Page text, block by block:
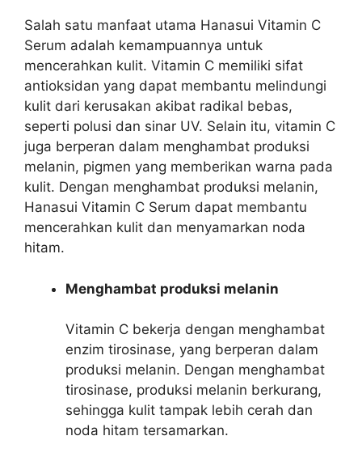
Salah satu manfaat utama Hanasui Vitamin C
Serum adalah kemampuannya untuk
mencerahkan kulit. Vitamin C memiliki sifat
antioksidan yang dapat membantu melindungi
kulit dari kerusakan akibat radikal bebas,
seperti polusi dan sinar UV. Selain itu, vitamin C
juga berperan dalam menghambat produksi
melanin, pigmen yang memberikan warna pada
kulit. Dengan menghambat produksi melanin,
Hanasui Vitamin C Serum dapat membantu
mencerahkan kulit dan menyamarkan noda
hitam.
Menghambat produksi melanin
Vitamin C bekerja dengan menghambat
enzim tirosinase, yang berperan dalam
produksi melanin. Dengan menghambat
tirosinase, produksi melanin berkurang,
sehingga kulit tampak lebih cerah dan
noda hitam tersamarkan.